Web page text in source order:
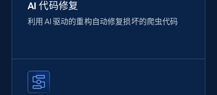
AI 代码修复
利用 AI 驱动的重构自动修复损坏的爬虫代码